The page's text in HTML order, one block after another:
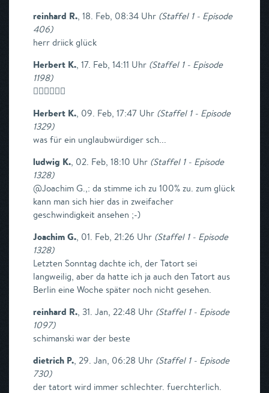
reinhard R., 18. Feb, 08:34 Uhr (Staffel 1 - Episode
406)
herr driick glück
Herbert K., 17. Feb, 14:11 Uhr (Staffel 1 - Episode
1198)
👎🏼👎🏼👎🏼
Herbert K., 09. Feb, 17:47 Uhr (Staffel 1 - Episode
1329)
was für ein unglaubwürdiger sch...
ludwig K., 02. Feb, 18:10 Uhr (Staffel 1 - Episode
1328)
@Joachim G.,: da stimme ich zu 100% zu. zum glück
kann man sich hier das in zweifacher
geschwindigkeit ansehen ;-)
Joachim G., 01. Feb, 21:26 Uhr (Staffel 1 - Episode
1328)
Letzten Sonntag dachte ich, der Tatort sei
langweilig, aber da hatte ich ja auch den Tatort aus
Berlin eine Woche später noch nicht gesehen.
reinhard R., 31. Jan, 22:48 Uhr (Staffel 1 - Episode
1097)
schimanski war der beste
dietrich P., 29. Jan, 06:28 Uhr (Staffel 1 - Episode
730)
der tatort wird immer schlechter. fuerchterlich.